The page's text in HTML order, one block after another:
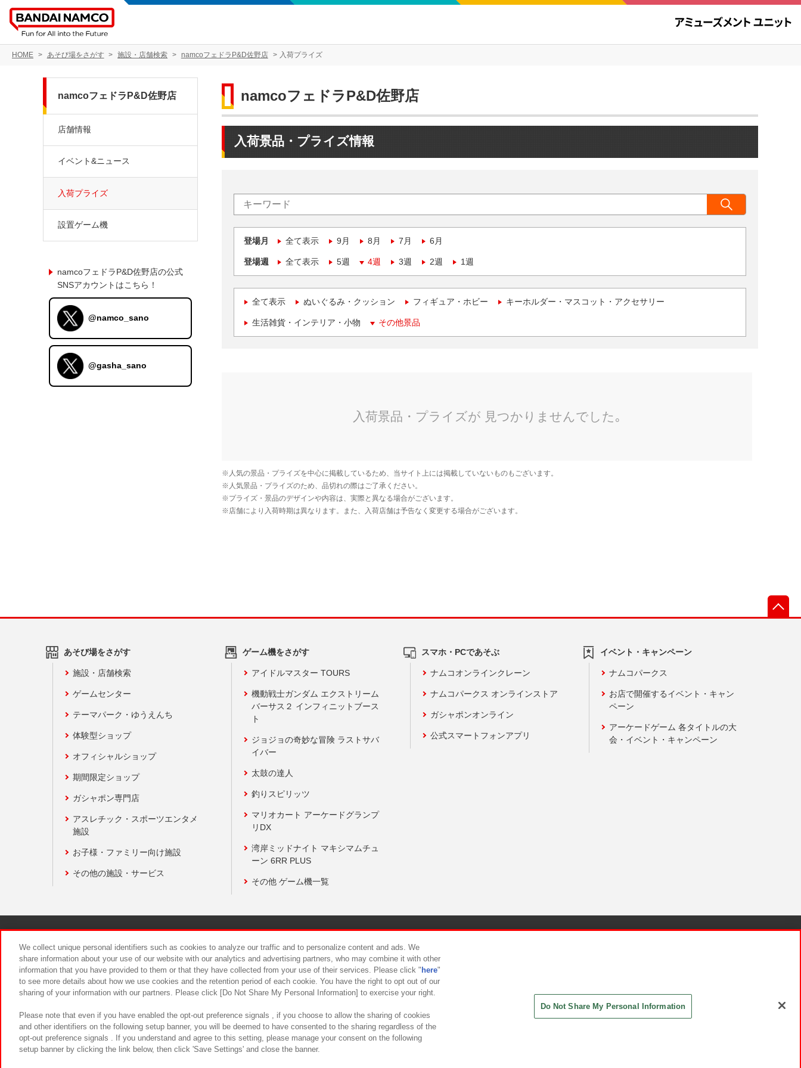
HOME あそび場をさがす 施設・店舗検索 namcoフェドラP&D佐野店 入荷プライズ
namcoフェドラP&D佐野店
入荷景品・プライズ情報
登場月 全て表示 9月 8月 7月 6月
登場週 全て表示 5週 4週 3週 2週 1週
全て表示 ぬいぐるみ・クッション フィギュア・ホビー キーホルダー・マスコット・アクセサリー
生活雑貨・インテリア・小物 その他景品
namcoフェドラP&D佐野店
店舗情報
イベント&ニュース
入荷プライズ
設置ゲーム機
namcoフェドラP&D佐野店の公式
SNSアカウントはこちら！
@namco_sano
@gasha_sano
あそび場をさがす
施設・店舗検索
ゲームセンター
テーマパーク・ゆうえんち
体験型ショップ
オフィシャルショップ
期間限定ショップ
ガシャポン専門店
アスレチック・スポーツエンタメ
施設
お子様・ファミリー向け施設
その他の施設・サービス
ゲーム機をさがす
アイドルマスター TOURS
機動戦士ガンダム エクストリーム
バーサス２ インフィニットブース
ト
ジョジョの奇妙な冒険 ラストサバ
イバー
太鼓の達人
釣りスピリッツ
マリオカート アーケードグランプ
リDX
湾岸ミッドナイト マキシマムチュ
ーン 6RR PLUS
その他 ゲーム機一覧
スマホ・PCであそぶ
ナムコオンラインクレーン
ナムコパークス オンラインストア
ガシャポンオンライン
公式スマートフォンアプリ
イベント・キャンペーン
ナムコパークス
お店で開催するイベント・キャン
ペーン
アーケードゲーム 各タイトルの大
会・イベント・キャンペーン
食品のご提供について カスタマーハラスメント対応方針
We collect unique personal identifiers such as cookies to analyze our traffic and to personalize content and ads. We
share information about your use of our website with our analytics and advertising partners, who may combine it with other
information that you have provided to them or that they have collected from your use of their services. Please click " here"
to see more details about how we use cookies and the retention period of each cookie. You have the right to opt out of our
sharing of your information with our partners. Please click [Do Not Share My Personal Information] to exercise your right.
Please note that even if you have enabled the opt-out preference signals , if you choose to allow the sharing of cookies
and other identifiers on the following setup banner, you will be deemed to have consented to the sharing regardless of the
opt-out preference signals . If you understand and agree to this setting, please manage your consent on the following
setup banner by clicking the link below, then click 'Save Settings' and close the banner.
Do Not Share My Personal Information